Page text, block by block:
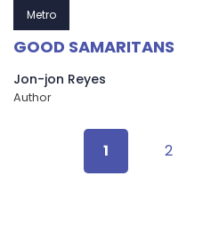
Metro
GOOD SAMARITANS
Jon-jon Reyes
Author
1 2